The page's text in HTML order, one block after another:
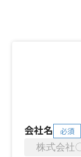
会社名 必須